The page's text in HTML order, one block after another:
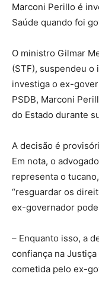
Marconi Perillo é
Saúde quando foi
O ministro Gilmar
(STF), suspendeu o
investiga o ex-
PSDB, Marconi
do Estado durante
A decisão é
Em nota, o
representa o
“resguardar os
ex-governador
– Enquanto isso, a
confiança na
cometida pelo ex-